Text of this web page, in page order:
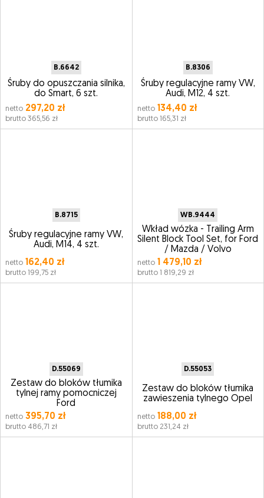
B.6642
Śruby do opuszczania silnika,
do Smart, 6 szt.
netto 297,20 zł
brutto 365,56 zł
B.8306
Śruby regulacyjne ramy VW,
Audi, M12, 4 szt.
netto134,40 zł
brutto 165,31 zł
B.8715
Śruby regulacyjne ramy VW,
Audi, M14, 4 szt.
netto 162,40 zł
brutto 199,75 zł
WB.9444
Wkład wózka - Trailing Arm
Silent Block Tool Set, for Ford
/ Mazda / Volvo
netto1 479,10 zł
brutto 1 819,29 zł
D.55069
Zestaw do bloków tłumika
tylnej ramy pomocniczej
Ford
netto 395,70 zł
brutto 486,71 zł
D.55053
Zestaw do bloków tłumika
zawieszenia tylnego Opel
netto188,00 zł
brutto 231,24 zł